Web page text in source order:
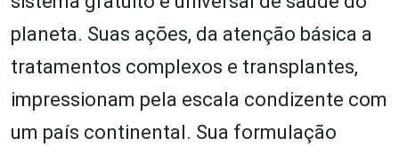
planeta. Suas ações, da atenção básica a
tratamentos complexos e transplantes,
impressionam pela escala condizente com
um país continental. Sua formulação